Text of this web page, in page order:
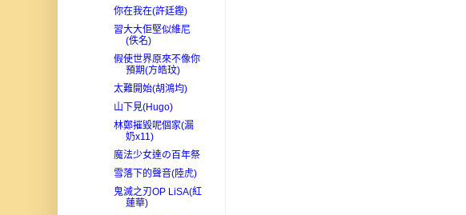
你在我在(許廷鏗)
習大大佢堅似維尼
(佚名)
假使世界原來不像你
預期(方皓玟)
太難開始(胡鴻均)
山下見(Hugo)
林鄭摧毀呢個家(漏
奶x11)
魔法少女達の百年祭
雪落下的聲音(陸虎)
鬼滅之刃OP LiSA(紅
蓮華)